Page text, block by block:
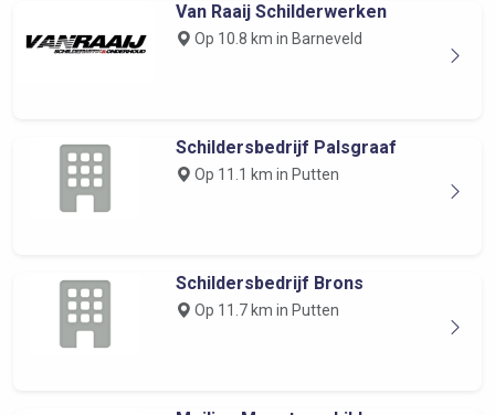
Van Raaij Schilderwerken
Op 10.8 km in Barneveld
Schildersbedrijf Palsgraaf
Op 11.1 km in Putten
Schildersbedrijf Brons
Op 11.7 km in Putten